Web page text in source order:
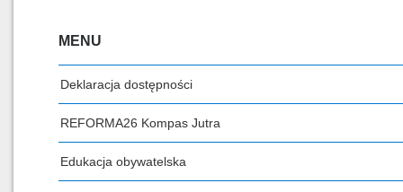
MENU
Deklaracja dostępności
REFORMA26 Kompas Jutra
Edukacja obywatelska